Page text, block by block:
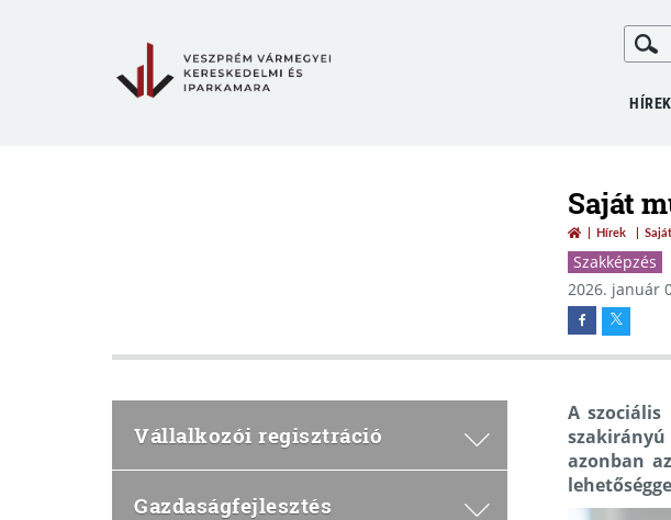
HÍREK
Saját
Hírek
Szakképzés
2026. január
Vállalkozói regisztráció
Gazdaságfejlesztés
A szociális
szakirányú
azonban